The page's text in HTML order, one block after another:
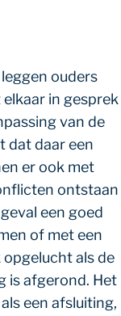
ouders
in gesprek
van de
dat daar een
er ook met
ontstaan
een goed
of met een
als de
is afgerond. Het
een afsluiting,